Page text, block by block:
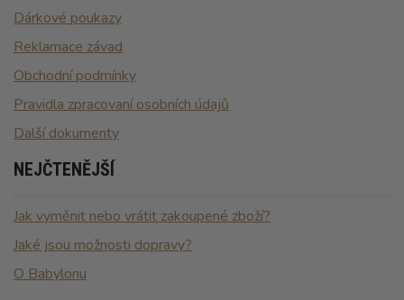
Dárkové poukazy
Reklamace závad
Obchodní podmínky
Pravidla zpracovaní osobních údajů
Další dokumenty
NEJČTENĚJŠÍ
Jak vyměnit nebo vrátit zakoupené zboží?
Jaké jsou možnosti dopravy?
O Babylonu